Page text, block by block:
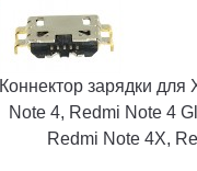
Коннектор зарядки для
Note 4, Redmi Note 4
Redmi Note 4X,